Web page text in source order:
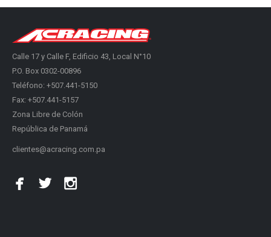
Calle 17 y Calle F, Edificio 43, Local N°10
P.O. Box 0302-00896
Teléfono: +507.441-5150
Fax: +507.441-5157
Zona Libre de Colón
República de Panamá
clientes@acracing.com.pa